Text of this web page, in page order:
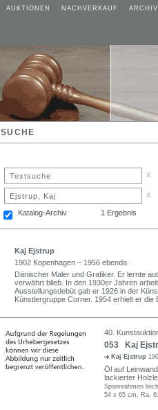
AUKTIONEN NACHVERKAUF ARCHIV
SUCHE
x
x
Katalog-Archiv 1 Ergebnis
Kaj Ejstrup
1902 Kopenhagen – 1956 ebenda
Dänischer Maler und Grafiker. Er lernte
verwährt blieb. In den 1930er Jahren
Ausstellungsdebüt gab er 1926 in der
Künstlergruppe Corner. 1954 erhielt er die
40.
053 Kaj
Kaj Ejstrup
Öl auf
lackierter
Spannrahmen
54 x 65 cm, Ra.